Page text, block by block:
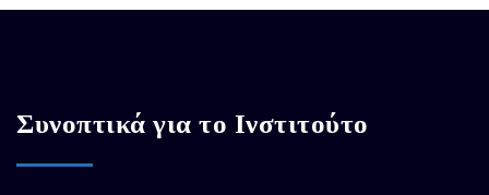
Συνοπτικά για το Ινστιτούτο